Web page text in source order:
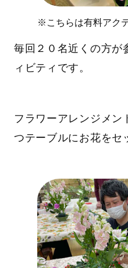
※こちらは有料アク
毎回２０名近くの方が
ィビティです。
フラワーアレンジメン
つテーブルにお花をセ